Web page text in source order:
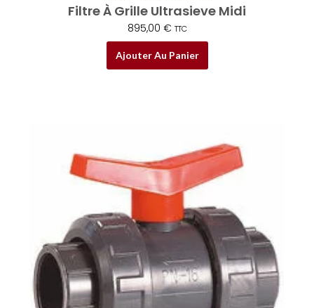
Filtre À Grille Ultrasieve Midi
895,00 € TTC
Ajouter Au Panier
de
prix :
8,50 €
à
129,00 €
produit
plusieurs
Les
options
peuvent
être
choisies